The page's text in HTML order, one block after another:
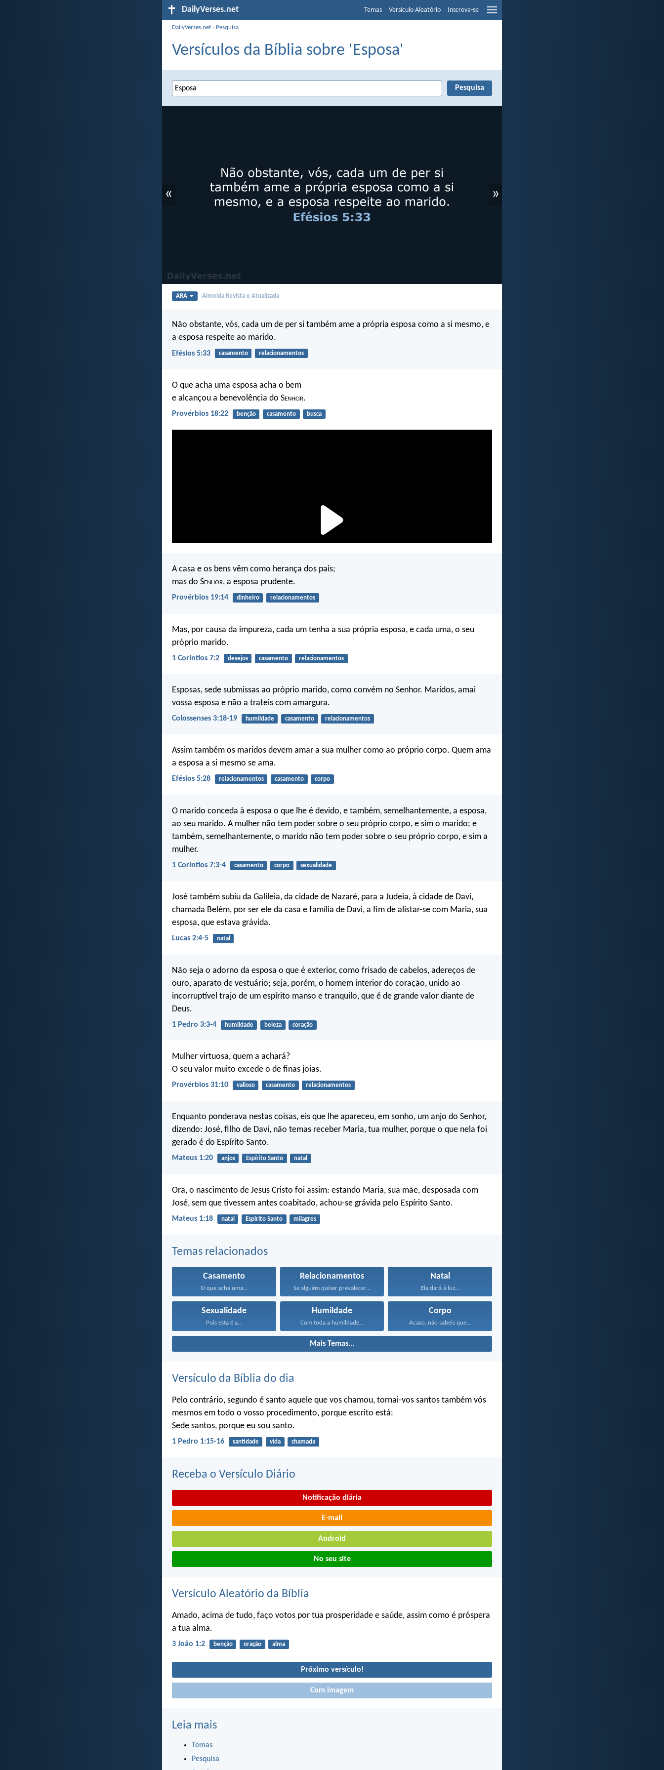
DailyVerses.net Temas Versículo Aleatório Inscreva-se
DailyVerses.net › Pesquisa
Versículos da Bíblia sobre 'Esposa'
« »
ARA Almeida Revista e Atualizada
Não obstante, vós, cada um de per si também ame a própria esposa como a si mesmo, e
a esposa respeite ao marido.
Efésios 5:33 casamento relacionamentos
O que acha uma esposa acha o bem
e alcançou a benevolência do Senhor.
Provérbios 18:22 benção casamento busca
A casa e os bens vêm como herança dos pais;
mas do Senhor, a esposa prudente.
Provérbios 19:14 dinheiro relacionamentos
Mas, por causa da impureza, cada um tenha a sua própria esposa, e cada uma, o seu
próprio marido.
1 Coríntios 7:2 desejos casamento relacionamentos
Esposas, sede submissas ao próprio marido, como convém no Senhor. Maridos, amai
vossa esposa e não a trateis com amargura.
Colossenses 3:18-19 humildade casamento relacionamentos
Assim também os maridos devem amar a sua mulher como ao próprio corpo. Quem ama
a esposa a si mesmo se ama.
Efésios 5:28 relacionamentos casamento corpo
O marido conceda à esposa o que lhe é devido, e também, semelhantemente, a esposa,
ao seu marido. A mulher não tem poder sobre o seu próprio corpo, e sim o marido; e
também, semelhantemente, o marido não tem poder sobre o seu próprio corpo, e sim a
mulher.
1 Coríntios 7:3-4 casamento corpo sexualidade
José também subiu da Galileia, da cidade de Nazaré, para a Judeia, à cidade de Davi,
chamada Belém, por ser ele da casa e família de Davi, a fim de alistar-se com Maria, sua
esposa, que estava grávida.
Lucas 2:4-5 natal
Não seja o adorno da esposa o que é exterior, como frisado de cabelos, adereços de
ouro, aparato de vestuário; seja, porém, o homem interior do coração, unido ao
incorruptível trajo de um espírito manso e tranquilo, que é de grande valor diante de
Deus.
1 Pedro 3:3-4 humildade beleza coração
Mulher virtuosa, quem a achará?
O seu valor muito excede o de finas joias.
Provérbios 31:10 valioso casamento relacionamentos
Enquanto ponderava nestas coisas, eis que lhe apareceu, em sonho, um anjo do Senhor,
dizendo: José, filho de Davi, não temas receber Maria, tua mulher, porque o que nela foi
gerado é do Espírito Santo.
Mateus 1:20 anjos Espírito Santo natal
Ora, o nascimento de Jesus Cristo foi assim: estando Maria, sua mãe, desposada com
José, sem que tivessem antes coabitado, achou-se grávida pelo Espírito Santo.
Mateus 1:18 natal Espírito Santo milagres
Temas relacionados
Casamento
O que acha uma...
Relacionamentos
Se alguém quiser prevalecer...
Natal
Ela dará à luz...
Sexualidade
Pois esta é a...
Humildade
Com toda a humildade...
Corpo
Acaso, não sabeis que...
Mais Temas...
Versículo da Bíblia do dia
Pelo contrário, segundo é santo aquele que vos chamou, tornai-vos santos também vós
mesmos em todo o vosso procedimento, porque escrito está:
Sede santos, porque eu sou santo.
1 Pedro 1:15-16 santidade vida chamada
Receba o Versículo Diário
Notificação diária
E-mail
Android
No seu site
Versículo Aleatório da Bíblia
Amado, acima de tudo, faço votos por tua prosperidade e saúde, assim como é próspera
a tua alma.
3 João 1:2 benção oração alma
Próximo versículo!
Com imagem
Leia mais
Temas
Pesquisa